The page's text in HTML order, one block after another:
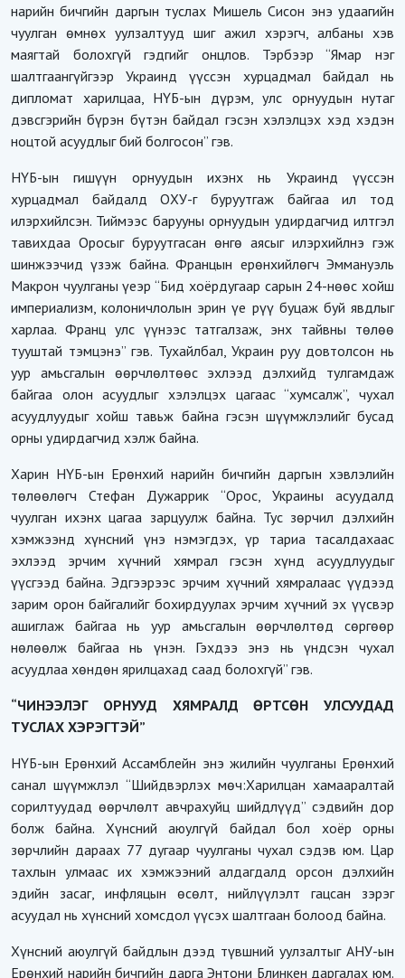
нарийн бичгийн даргын туслах Мишель Сисон энэ удаагийн
чуулган өмнөх уулзалтууд шиг ажил хэрэгч, албаны хэв
маягтай болохгүй гэдгийг онцлов. Тэрбээр “Ямар нэг
шалтгаангүйгээр Украинд үүссэн хурцадмал байдал нь
дипломат харилцаа, НҮБ-ын дүрэм, улс орнуудын нутаг
дэвсгэрийн бүрэн бүтэн байдал гэсэн хэлэлцэх хэд хэдэн
ноцтой асуудлыг бий болгосон” гэв.
НҮБ-ын гишүүн орнуудын ихэнх нь Украинд үүссэн
хурцадмал байдалд ОХУ-г буруутгаж байгаа ил тод
илэрхийлсэн. Тиймээс барууны орнуудын удирдагчид илтгэл
тавихдаа Оросыг буруутгасан өнгө аясыг илэрхийлнэ гэж
шинжээчид үзэж байна. Францын ерөнхийлөгч Эммануэль
Макрон чуулганы үеэр “Бид хоёрдугаар сарын 24-нөөс хойш
империализм, колоничлолын эрин үе рүү буцаж буй явдлыг
харлаа. Франц улс үүнээс татгалзаж, энх тайвны төлөө
тууштай тэмцэнэ” гэв. Тухайлбал, Украин руу довтолсон нь
уур амьсгалын өөрчлөлтөөс эхлээд дэлхийд тулгамдаж
байгаа олон асуудлыг хэлэлцэх цагаас “хумсалж”, чухал
асуудлуудыг хойш тавьж байна гэсэн шүүмжлэлийг бусад
орны удирдагчид хэлж байна.
Харин НҮБ-ын Ерөнхий нарийн бичгийн даргын хэвлэлийн
төлөөлөгч Стефан Дужаррик “Орос, Украины асуудалд
чуулган ихэнх цагаа зарцуулж байна. Тус зөрчил дэлхийн
хэмжээнд хүнсний үнэ нэмэгдэх, үр тариа тасалдахаас
эхлээд эрчим хүчний хямрал гэсэн хүнд асуудлуудыг
үүсгээд байна. Эдгээрээс эрчим хүчний хямралаас үүдээд
зарим орон байгалийг бохирдуулах эрчим хүчний эх үүсвэр
ашиглаж байгаа нь уур амьсгалын өөрчлөлтөд сөргөөр
нөлөөлж байгаа нь үнэн. Гэхдээ энэ нь үндсэн чухал
асуудлаа хөндөн ярилцахад саад болохгүй” гэв.
“ЧИНЭЭЛЭГ ОРНУУД ХЯМРАЛД ӨРТСӨН УЛСУУДАД
ТУСЛАХ ХЭРЭГТЭЙ”
НҮБ-ын Ерөнхий Ассамблейн энэ жилийн чуулганы Ерөнхий
санал шүүмжлэл “Шийдвэрлэх мөч:Харилцан хамааралтай
сорилтуудад өөрчлөлт авчрахуйц шийдлүүд” сэдвийн дор
болж байна. Хүнсний аюулгүй байдал бол хоёр орны
зөрчлийн дараах 77 дугаар чуулганы чухал сэдэв юм. Цар
тахлын улмаас их хэмжээний алдагдалд орсон дэлхийн
эдийн засаг, инфляцын өсөлт, нийлүүлэлт гацсан зэрэг
асуудал нь хүнсний хомсдол үүсэх шалтгаан болоод байна.
Хүнсний аюулгүй байдлын дээд түвшний уулзалтыг АНУ-ын
Ерөнхий нарийн бичгийн дарга Энтони Блинкен даргалах юм.